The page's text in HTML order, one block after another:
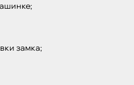
замка;